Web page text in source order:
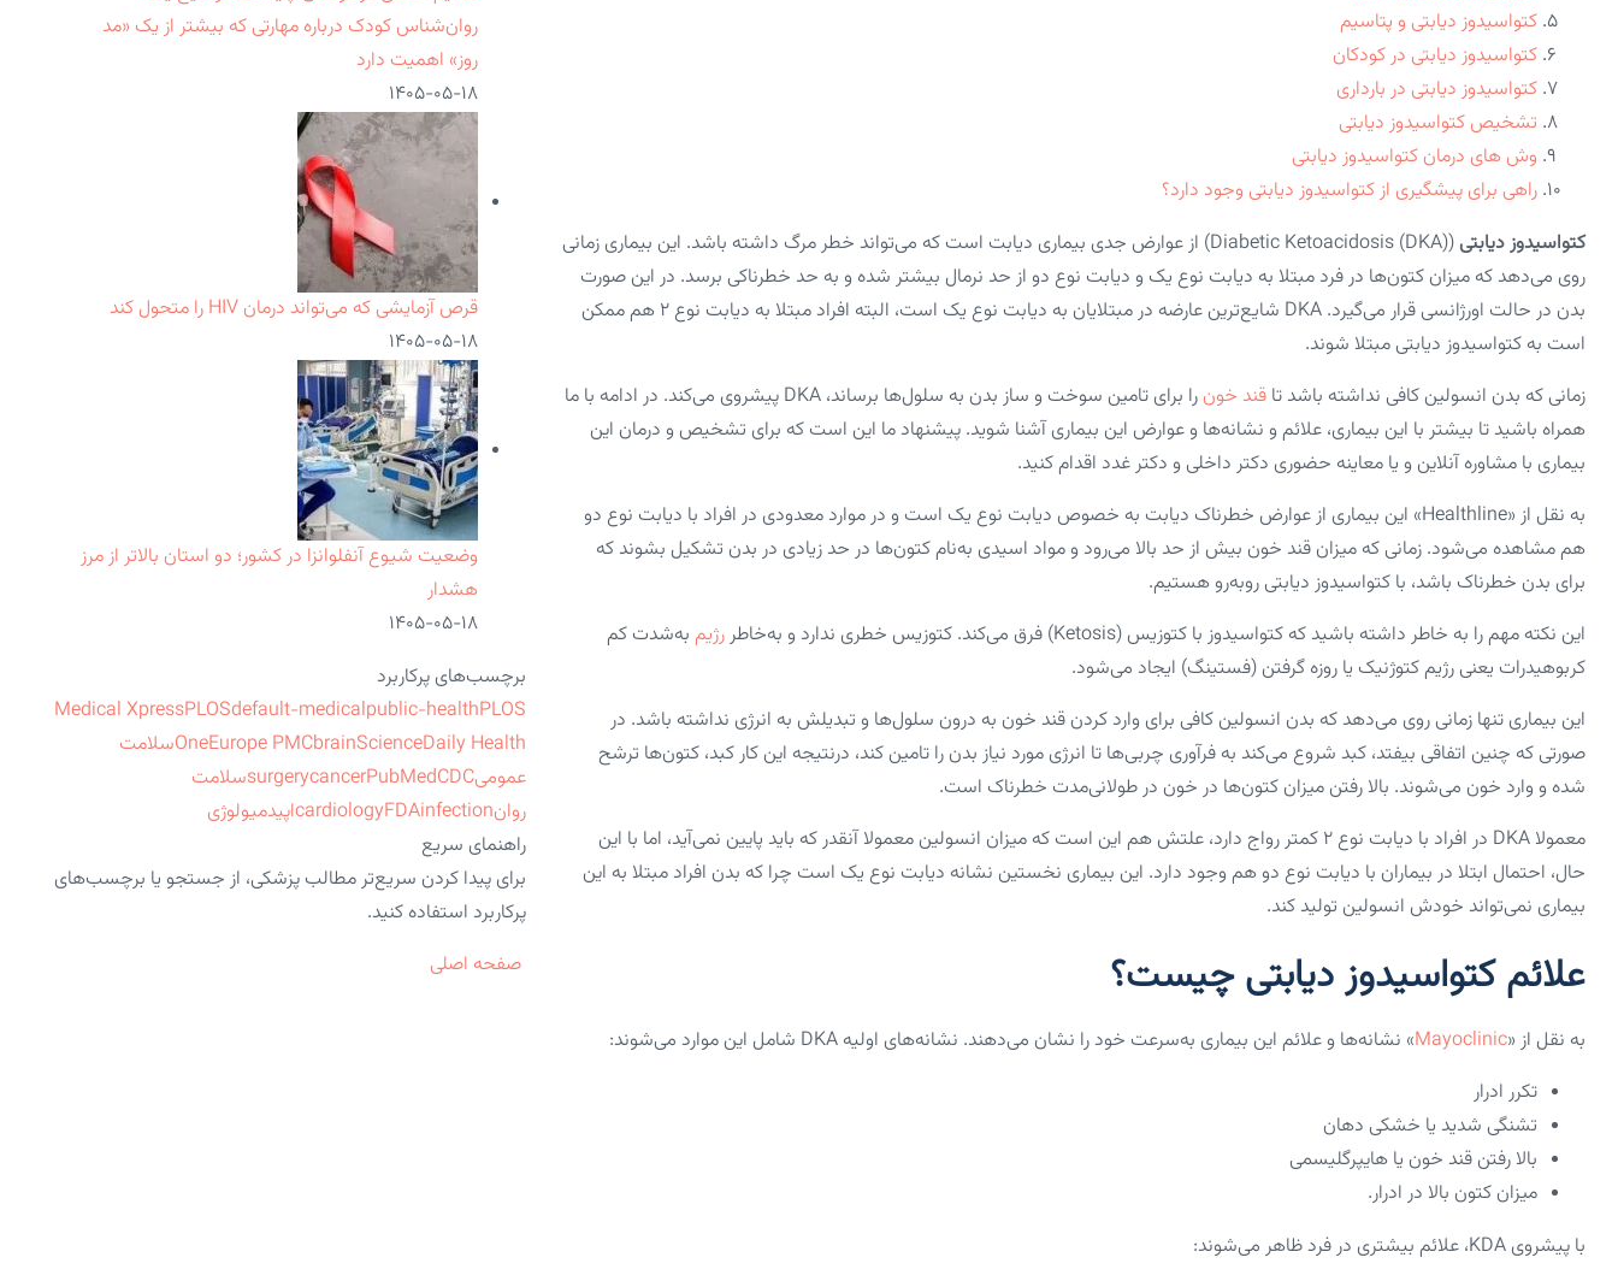
کتواسیدوز دیابتی و پتاسیم
کتواسیدوز دیابتی در کودکان
کتواسیدوز دیابتی در بارداری
تشخیص کتواسیدوز دیابتی
وش های درمان کتواسیدوز دیابتی
راهی برای پیشگیری از کتواسیدوز دیابتی وجود دارد؟
کتواسیدوز دیابتی
(Diabetic Ketoacidosis (DKA)) از عوارض جدی بیماری دیابت است که می‌تواند خطر مرگ داشته باشد. این بیماری زمانی
روی می‌دهد که میزان کتون‌ها در فرد مبتلا به دیابت نوع یک و دیابت نوع دو از حد نرمال بیشتر شده و به حد خطرناکی برسد. در این صورت
بدن در حالت اورژانسی قرار می‌گیرد. DKA شایع‌ترین عارضه در مبتلایان به دیابت نوع یک است، البته افراد مبتلا به دیابت نوع ۲ هم ممکن
است به کتواسیدوز دیابتی مبتلا شوند.
زمانی که بدن انسولین کافی نداشته باشد تا قند خون
را برای تامین سوخت و ساز بدن به سلول‌ها برساند، DKA پیشروی می‌کند. در ادامه با ما
همراه باشید تا بیشتر با این بیماری، علائم و نشانه‌ها و عوارض این بیماری آشنا شوید. پیشنهاد ما این است که برای تشخیص و درمان این
بیماری با مشاوره آنلاین و یا معاینه حضوری دکتر داخلی و دکتر غدد اقدام کنید.
به نقل از «healthline» این بیماری از عوارض خطرناک دیابت به خصوص دیابت نوع یک است و در موارد معدودی در افراد با دیابت نوع دو
هم مشاهده می‌شود. زمانی که میزان قند خون بیش از حد بالا می‌رود و مواد اسیدی به‌نام کتون‌ها در حد زیادی در بدن تشکیل بشوند که
برای بدن خطرناک باشد، با کتواسیدوز دیابتی روبه‌رو هستیم.
این نکته مهم را به‌ خاطر داشته باشید که کتواسیدوز با کتوزیس (ketosis) فرق می‌کند. کتوزیس خطری ندارد و به‌خاطر
رژیم به‌شدت کم
کربوهیدرات یعنی رژیم کتوژنیک یا روزه گرفتن (فستینگ) ایجاد می‌شود.
این بیماری تنها زمانی روی می‌دهد که بدن انسولین کافی برای وارد کردن قند خون به درون سلول‌ها و تبدیلش به انرژی نداشته باشد. در
صورتی که چنین اتفاقی بیفتد، کبد شروع می‌کند به فرآوری چربی‌ها تا انرژی مورد نیاز بدن را تامین کند، درنتیجه این کار کبد، کتون‌ها ترشح
شده و وارد خون می‌شوند. بالا رفتن میزان کتون‌ها در خون در طولانی‌مدت خطرناک است.
معمولا DKA در افراد با دیابت نوع ۲ کمتر رواج دارد، علتش هم این است که میزان انسولین معمولا آنقدر که باید پایین نمی‌آید، اما با این
حال، احتمال ابتلا در بیماران با دیابت نوع دو هم وجود دارد. این بیماری نخستین نشانه دیابت نوع یک است چرا که بدن افراد مبتلا به این
بیماری نمی‌تواند خودش انسولین تولید کند.
علائم کتواسیدوز دیابتی چیست؟
به نقل از «Mayoclinic» نشانه‌ها و علائم این بیماری به‌سرعت خود را نشان می‌دهند. نشانه‌های اولیه DKA شامل این موارد می‌شوند:
تکرر ادرار
تشنگی شدید یا خشکی دهان
بالا رفتن قند خون یا هایپرگلیسمی
میزان کتون بالا در ادرار.
با پیشروی KDA، علائم بیشتری در فرد ظاهر می‌شوند:
روان‌شناس کودک درباره مهارتی که بیشتر از یک «مد
روز» اهمیت دارد
۱۴۰۵-۰۵-۱۸
قرص آزمایشی که می‌تواند درمان HIV را متحول کند
۱۴۰۵-۰۵-۱۸
وضعیت شیوع آنفلوانزا در کشور؛ دو استان بالاتر از مرز
هشدار
۱۴۰۵-۰۵-۱۸
برچسب‌های پرکاربرد
Medical XpressPLOSdefault-medicalpublic-healthPLOS
OneEurope PMCbrainScienceDaily Health
سلامت
عمومی
surgerycancerPubMedCDC
سلامت
روان
cardiologyFDAinfection
اپیدمیولوژی
راهنمای سریع
برای پیدا کردن سریع‌تر مطالب پزشکی، از جستجو یا برچسب‌های
پرکاربرد استفاده کنید.
صفحه اصلی